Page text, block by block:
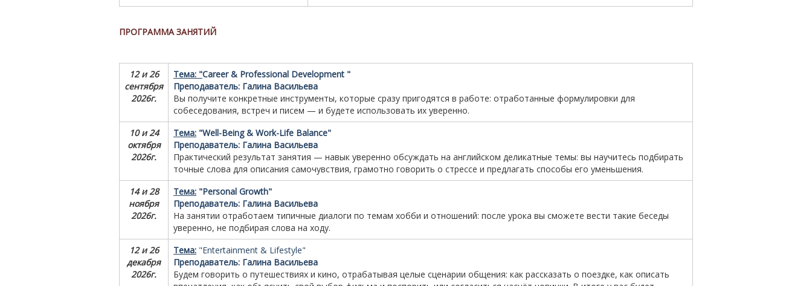
ПРОГРАММА ЗАНЯТИЙ
12 и 26
сентября
2026г.
Тема: "Career & Professional Development "
Преподаватель: Галина Васильева
Вы получите конкретные инструменты, которые сразу пригодятся в работе: отработанные формулировки для
собеседования, встреч и писем — и будете использовать их уверенно.
10 и 24
октября
2026г.
Тема: "Well-Being & Work-Life Balance"
Преподаватель: Галина Васильева
Практический результат занятия — навык уверенно обсуждать на английском деликатные темы: вы научитесь подбирать
точные слова для описания самочувствия, грамотно говорить о стрессе и предлагать способы его уменьшения.
14 и 28
ноября
2026г.
Тема: "Personal Growth"
Преподаватель: Галина Васильева
На занятии отработаем типичные диалоги по темам хобби и отношений: после урока вы сможете вести такие беседы
уверенно, не подбирая слова на ходу.
12 и 26
декабря
2026г.
Тема: "Entertainment & Lifestyle"
Преподаватель: Галина Васильева
Будем говорить о путешествиях и кино, отрабатывая целые сценарии общения: как рассказать о поездке, как описать